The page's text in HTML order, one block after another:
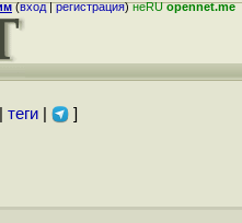
(вход|регистрация)неRUopennet.me
теги| ]